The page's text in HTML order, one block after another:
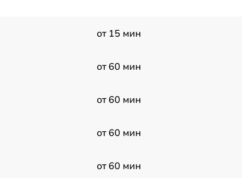
от 15 мин
от 60 мин
от 60 мин
от 60 мин
от 60 мин